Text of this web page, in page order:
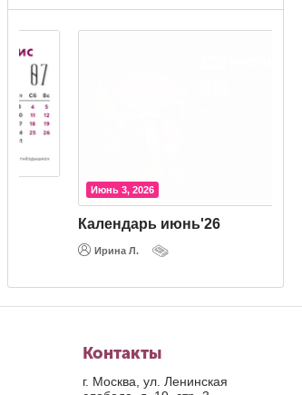
Июнь 3, 2026
Календарь июнь'26
Ирина Л.
Контакты
г. Москва, ул. Ленинская